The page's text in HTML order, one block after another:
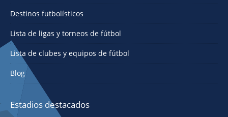
Destinos futbolísticos
Lista de ligas y torneos de fútbol
Lista de clubes y equipos de fútbol
Blog
Estadios destacados